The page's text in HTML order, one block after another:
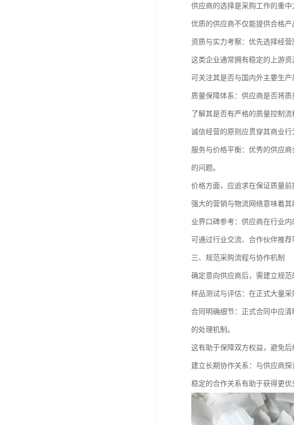
供应商的选择是采购工作的重中
优质的供应商不仅能提供合格
资质与实力考察：优先选择经营
这类企业通常拥有稳定的上游
可关注其是否与国内外主要生
质量保障体系：供应商是否将质
了解其是否有严格的质量控制
诚信经营的原则应贯穿其商业行
服务与价格平衡：优秀的供应
的问题。
价格方面，应追求在保证质量前
强大的营销与物流网络意味着
业界口碑参考：供应商在行业内
可通过行业交流、合作伙伴推
三、规范采购流程与协作机制
确定意向供应商后，需建立规范
样品测试与评估：在正式大量
合同明确细节：正式合同中应
的处理机制。
这有助于保障双方权益，避免后
建立长期协作关系：与供应商探
稳定的合作关系有助于获得更